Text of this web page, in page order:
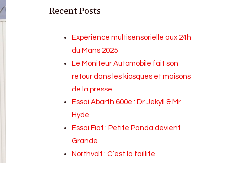
Recent Posts
Expérience multisensorielle aux 24h
du Mans 2025
Le Moniteur Automobile fait son
retour dans les kiosques et maisons
de la presse
Essai Abarth 600e : Dr Jekyll & Mr
Hyde
Essai Fiat : Petite Panda devient
Grande
Northvolt : C’est la faillite